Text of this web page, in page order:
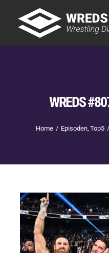
content
WREDS
Home Episoden Top5